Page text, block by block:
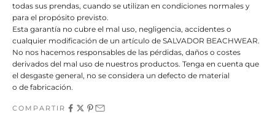
todas sus prendas, cuando se utilizan en condiciones normales y
para el propósito previsto.
Esta garantía no cubre el mal uso, negligencia, accidentes o
cualquier modificación de un artículo de SALVADOR BEACHWEAR.
No nos hacemos responsables de las pérdidas, daños o costes
derivados del mal uso de nuestros productos. Tenga en cuenta que
el desgaste general, no se considera un defecto de material
o de fabricación.
COMPARTIR